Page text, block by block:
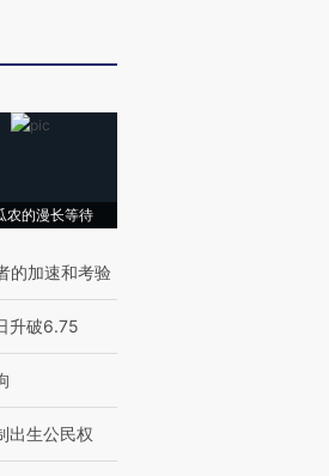
农的漫长等待
的加速和考验
升破6.75
出生公民权